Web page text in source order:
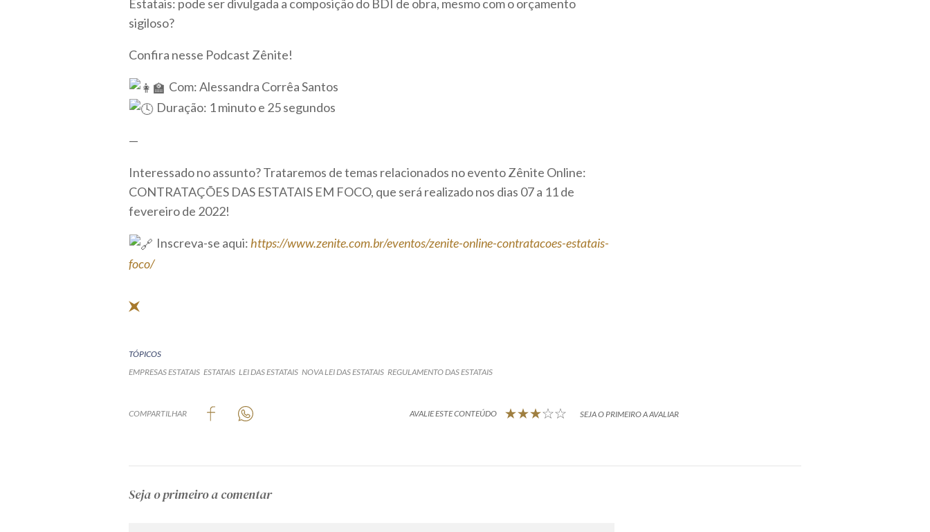
Estatais: pode ser divulgada a composição do BDI de obra, mesmo com o orçamento
sigiloso?
Confira nesse Podcast Zênite!
Com: Alessandra Corrêa Santos
Duração: 1 minuto e 25 segundos
—
Interessado no assunto? Trataremos de temas relacionados no evento Zênite Online:
CONTRATAÇÕES DAS ESTATAIS EM FOCO, que será realizado nos dias 07 a 11 de
fevereiro de 2022!
Inscreva-se aqui: https://www.zenite.com.br/eventos/zenite-online-contratacoes-estatais-
foco/
TÓPICOS
EMPRESAS ESTATAIS ESTATAIS LEI DAS ESTATAIS NOVA LEI DAS ESTATAIS REGULAMENTO DAS ESTATAIS
COMPARTILHAR AVALIE ESTE CONTEÚDO SEJA O PRIMEIRO A AVALIAR
Seja o primeiro a comentar